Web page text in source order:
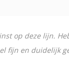
op deze lijn.
fijn en duidelijk